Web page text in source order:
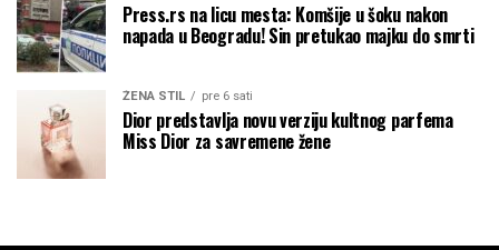
Press.rs na licu mesta: Komšije u šoku nakon
napada u Beogradu! Sin pretukao majku do smrti
ŽENA STIL pre 6 sati
Dior predstavlja novu verziju kultnog parfema
Miss Dior za savremene žene